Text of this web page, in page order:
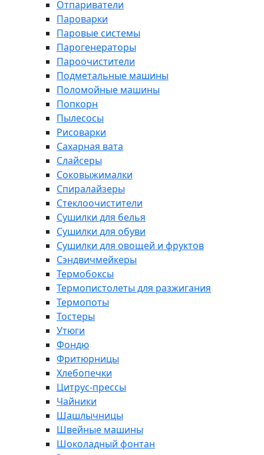
Отпариватели
Пароварки
Паровые системы
Парогенераторы
Пароочистители
Подметальные машины
Поломойные машины
Попкорн
Пылесосы
Рисоварки
Сахарная вата
Слайсеры
Соковыжималки
Спиралайзеры
Стеклоочистители
Сушилки для белья
Сушилки для обуви
Сушилки для овощей и фруктов
Сэндвичмейкеры
Термобоксы
Термопистолеты для разжигания
Термопоты
Тостеры
Утюги
Фондю
Фритюрницы
Хлебопечки
Цитрус-прессы
Чайники
Шашлычницы
Швейные машины
Шоколадный фонтан